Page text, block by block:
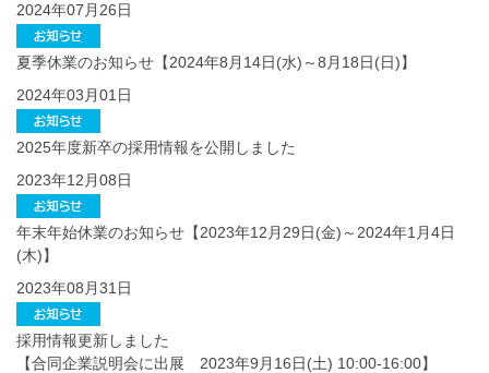
2024年07月26日
夏季休業のお知らせ【2024年8月14日(水)～8月18日(日)】
2024年03月01日
2025年度新卒の採用情報を公開しました
2023年12月08日
年末年始休業のお知らせ【2023年12月29日(金)～2024年1月4日
(木)】
2023年08月31日
採用情報更新しました
【合同企業説明会に出展 2023年9月16日(土) 10:00-16:00】